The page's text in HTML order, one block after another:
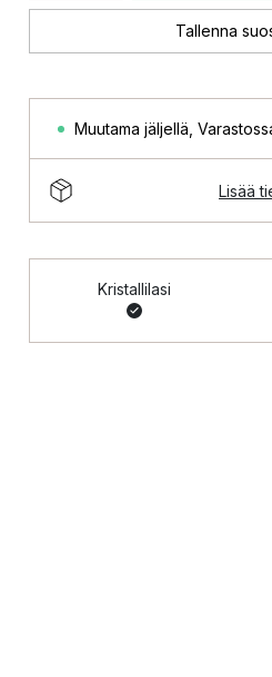
Tallenna
Muutama jäljellä
Lisää
Kristallilasi